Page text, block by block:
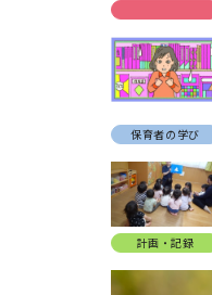
保育者の学び
計画・記録